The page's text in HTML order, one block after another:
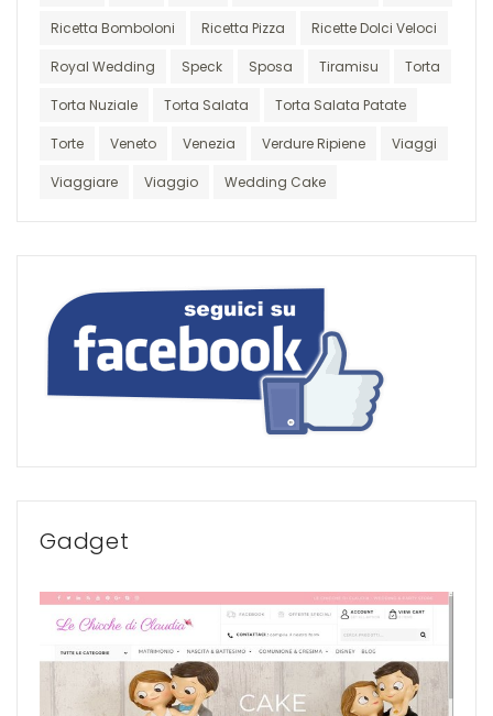
Ricetta Bomboloni Ricetta Pizza Ricette Dolci Veloci
Royal Wedding Speck Sposa Tiramisu Torta
Torta Nuziale Torta Salata Torta Salata Patate
Torte Veneto Venezia Verdure Ripiene Viaggi
Viaggiare Viaggio Wedding Cake
Gadget